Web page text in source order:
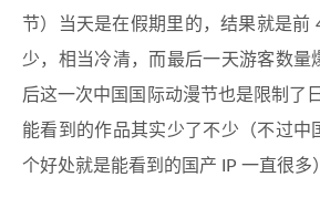
节）当天是在假期里的，结果就是前
少，相当冷清，而最后一天游客数量
后这一次中国国际动漫节也是限制了
能看到的作品其实少了不少（不过中
个好处就是能看到的国产 IP 一直很多